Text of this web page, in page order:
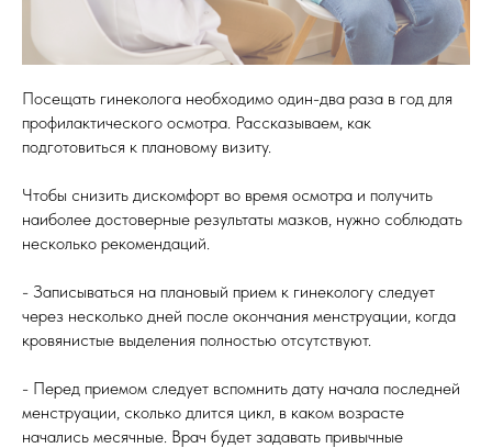
Посещать гинеколога необходимо один-два раза в год для
профилактического осмотра. Рассказываем, как
подготовиться к плановому визиту.
Чтобы снизить дискомфорт во время осмотра и получить
наиболее достоверные результаты мазков, нужно соблюдать
несколько рекомендаций.
- Записываться на плановый прием к гинекологу следует
через несколько дней после окончания менструации, когда
кровянистые выделения полностью отсутствуют.
- Перед приемом следует вспомнить дату начала последней
менструации, сколько длится цикл, в каком возрасте
начались месячные. Врач будет задавать привычные